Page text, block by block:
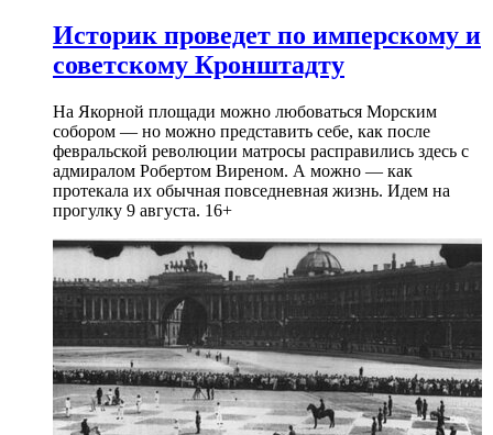
Историк проведет по имперскому и
советскому Кронштадту
На Якорной площади можно любоваться Морским
собором — но можно представить себе, как после
февральской революции матросы расправились здесь с
адмиралом Робертом Виреном. А можно — как
протекала их обычная повседневная жизнь. Идем на
прогулку 9 августа. 16+